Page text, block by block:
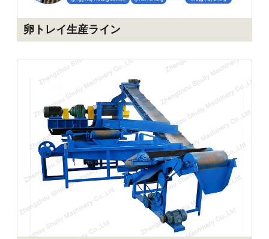
卵トレイ生産ライン